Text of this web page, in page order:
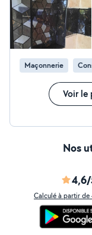
Maçonnerie
Voir le
Nos
Calculé à partir de